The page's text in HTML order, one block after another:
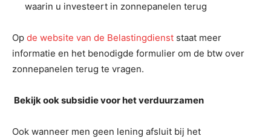
waarin u investeert in zonnepanelen terug
Op de website van de Belastingdienst staat meer
informatie en het benodigde formulier om de btw over
zonnepanelen terug te vragen.
Bekijk ook subsidie voor het verduurzamen
Ook wanneer men geen lening afsluit bij het